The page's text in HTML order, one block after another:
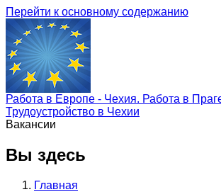
Перейти к основному содержанию
Работа в Европе - Чехия. Работа в
Трудоустройство в Чехии
Вакансии
Вы здесь
Главная